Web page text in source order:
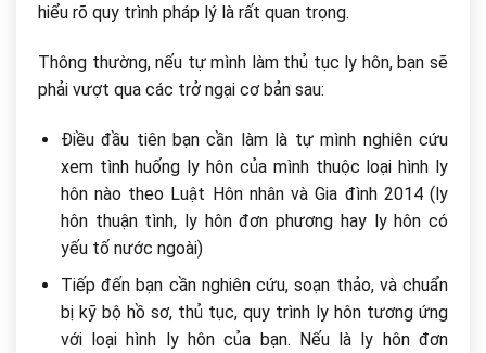
hiểu rõ quy trình pháp lý là rất quan trọng.
Thông thường, nếu tự mình làm thủ tục ly hôn, bạn sẽ
phải vượt qua các trở ngại cơ bản sau:
Điều đầu tiên bạn cần làm là tự mình nghiên cứu
xem tình huống ly hôn của mình thuộc loại hình ly
hôn nào theo Luật Hôn nhân và Gia đình 2014 (ly
hôn thuận tình, ly hôn đơn phương hay ly hôn có
yếu tố nước ngoài)
Tiếp đến bạn cần nghiên cứu, soạn thảo, và chuẩn
bị kỹ bộ hồ sơ, thủ tục, quy trình ly hôn tương ứng
với loại hình ly hôn của bạn. Nếu là ly hôn đơn